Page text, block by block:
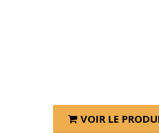
VOIR LE